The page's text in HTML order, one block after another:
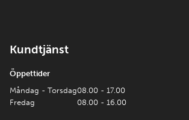
Kundtjänst
Öppettider
Måndag - Torsdag
Fredag
08.00 - 17.00
08.00 - 16.00